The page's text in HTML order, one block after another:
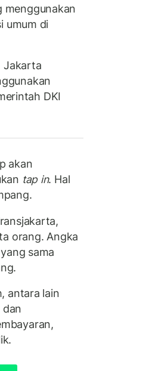
menggunakan
umum di
Jakarta
DKI
akan
tap in. Hal
orang. Angka
sama
antara lain
dan